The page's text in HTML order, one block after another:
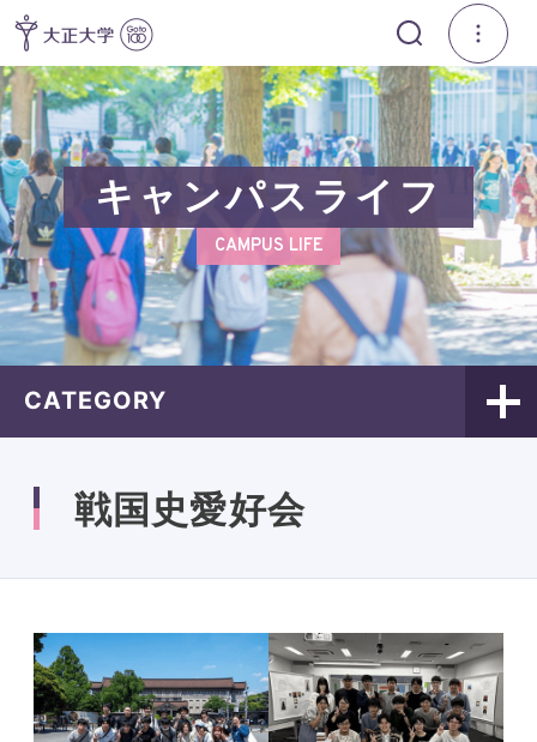
キャンパスライフ
CAMPUS LIFE
CATEGORY
戦国史愛好会